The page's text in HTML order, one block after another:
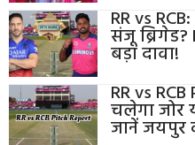
RR vs
संजू
बड़ा दावा!
RR vs
चलेगा जोर
जानें जयपुर